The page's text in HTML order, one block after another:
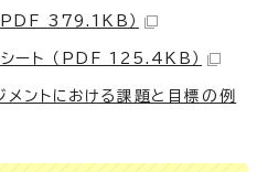
PDF 379.1KB）
ート （PDF 125.4KB）
ントにおける課題と目標の例